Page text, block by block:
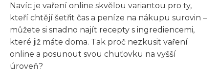
Navíc je vaření online skvělou variantou pro ty,
kteří chtějí šetřit čas a peníze na nákupu surovin –
můžete si snadno najít recepty s ingrediencemi,
které již máte doma. Tak proč nezkusit vaření
online a posunout svou chuťovku na vyšší
úroveň?